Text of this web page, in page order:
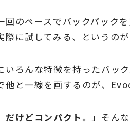
回のペースでバックパック
際に試してみる、というの
いろんな特徴を持ったバッ
他と一線を画するのが、
だけどコンパクト。 」そん